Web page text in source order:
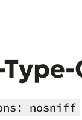
nosniff